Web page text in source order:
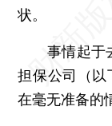
状。
事情起于去
担保公司（以
在毫无准备的